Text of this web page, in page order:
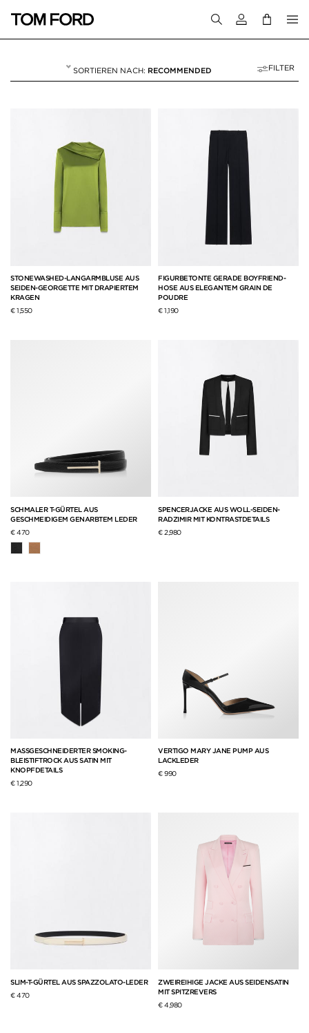
Melden Sie
RECOMMENDED FILTER
STONEWASHED-LANGARMBLUSE AUS
SEIDEN-GEORGETTE MIT DRAPIERTEM
KRAGEN
€ 1,550
FIGURBETONTE GERADE BOYFRIEND-
HOSE AUS ELEGANTEM GRAIN DE
POUDRE
€ 1,190
SCHMALER T-GÜRTEL AUS
GESCHMEIDIGEM GENARBTEM LEDER
€ 470
SPENCERJACKE AUS WOLL-SEIDEN-
RADZIMIR MIT KONTRASTDETAILS
€ 2,980
MASSGESCHNEIDERTER SMOKING-
BLEISTIFTROCK AUS SATIN MIT
KNOPFDETAILS
€ 1,290
VERTIGO MARY JANE PUMP AUS
LACKLEDER
€ 990
SLIM-T-GÜRTEL AUS SPAZZOLATO-LEDER
€ 470
ZWEIREIHIGE JACKE AUS SEIDENSATIN
MIT SPITZREVERS
€ 4,980